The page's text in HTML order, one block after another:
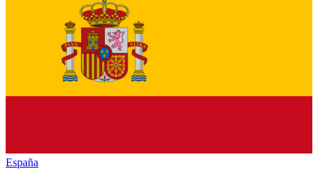
España